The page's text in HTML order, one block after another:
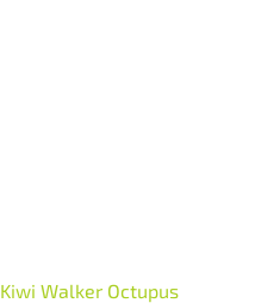
Kiwi Walker Octupus